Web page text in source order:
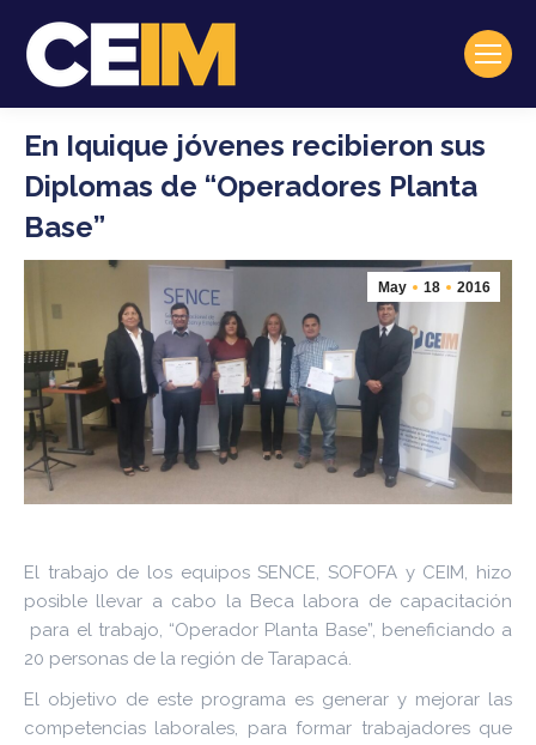
En Iquique jóvenes recibieron sus
Diplomas de “Operadores Planta
Base”
May 18 2016
El trabajo de los equipos SENCE, SOFOFA y CEIM, hizo
posible llevar a cabo la Beca labora de capacitación
para el trabajo, “Operador Planta Base”, beneficiando a
20 personas de la región de Tarapacá.
El objetivo de este programa es generar y mejorar las
competencias laborales, para formar trabajadores que